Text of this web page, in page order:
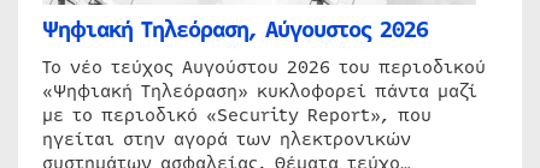
Ψηφιακή Τηλεόραση, Αύγουστος 2026
Το νέο τεύχος Αυγούστου 2026 του περιοδικού
«Ψηφιακή Τηλεόραση» κυκλοφορεί πάντα μαζί
με το περιοδικό «Security Report», που
ηγείται στην αγορά των ηλεκτρονικών